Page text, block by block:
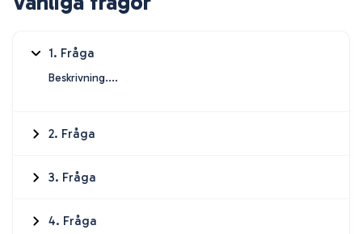
1. Fråga
Beskrivning....
2. Fråga
3. Fråga
4. Fråga